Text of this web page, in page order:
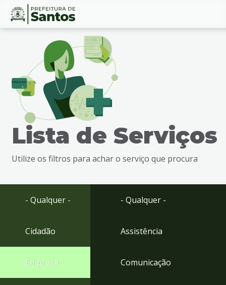
Ir
busca
Ir
Conteúdo
Lista de Serviços
Utilize os filtros para achar o serviço que procura
- Qualquer -
Cidadão
Empresa
- Qualquer -
Assistência
Comunicação